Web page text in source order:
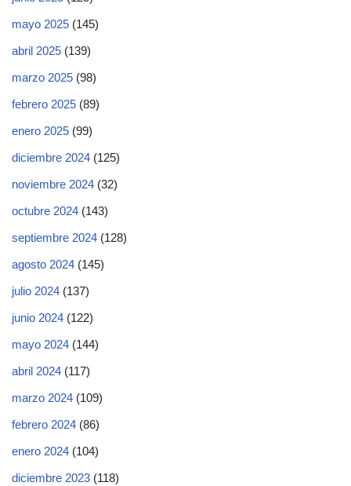
mayo 2025 (145)
abril 2025 (139)
marzo 2025 (98)
febrero 2025 (89)
enero 2025 (99)
diciembre 2024 (125)
noviembre 2024 (32)
octubre 2024 (143)
septiembre 2024 (128)
agosto 2024 (145)
julio 2024 (137)
junio 2024 (122)
mayo 2024 (144)
abril 2024 (117)
marzo 2024 (109)
febrero 2024 (86)
enero 2024 (104)
diciembre 2023 (118)